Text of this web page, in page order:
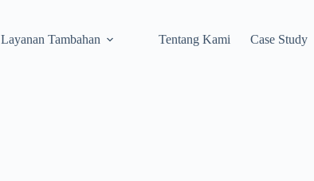
Layanan Tambahan Tentang Kami Case Study